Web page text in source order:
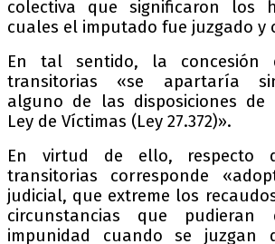
colectiva que significaron los
cuales el imputado fue juzgado y
En tal sentido, la concesión
transitorias «se apartaría
alguno de las disposiciones de
Ley de Víctimas (Ley 27.372)».
En virtud de ello, respecto
transitorias corresponde
judicial, que extreme los
circunstancias que
impunidad cuando se juzgan